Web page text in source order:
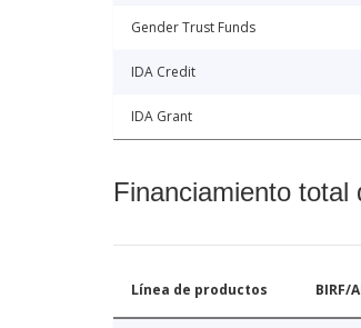
Gender Trust Funds
IDA Credit
IDA Grant
Financiamiento total
Línea de productos BIRF/